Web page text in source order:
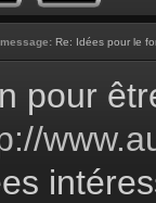
Re: Idées pour le
pour